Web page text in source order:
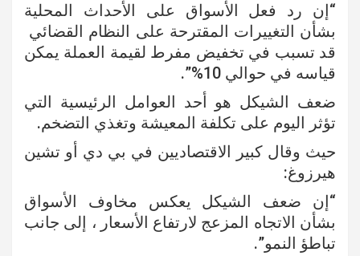
“إن رد فعل الأسواق على الأحداث المحلية
بشأن التغييرات المقترحة على النظام القضائي
قد تسبب في تخفيض مفرط لقيمة العملة يمكن
قياسه في حوالي 10%”.
ضعف الشيكل هو أحد العوامل الرئيسية التي
تؤثر اليوم على تكلفة المعيشة وتغذي التضخم.
حيث وقال كبير الاقتصاديين في بي دي أو تشين
هيرزوغ:
“إن ضعف الشيكل يعكس مخاوف الأسواق
بشأن الاتجاه المزعج لارتفاع الأسعار ، إلى جانب
تباطؤ النمو”.